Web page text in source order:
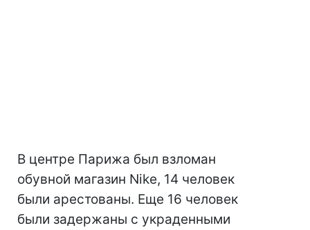
В центре Парижа был взломан
обувной магазин Nike, 14 человек
были арестованы. Еще 16 человек
были задержаны с украденными